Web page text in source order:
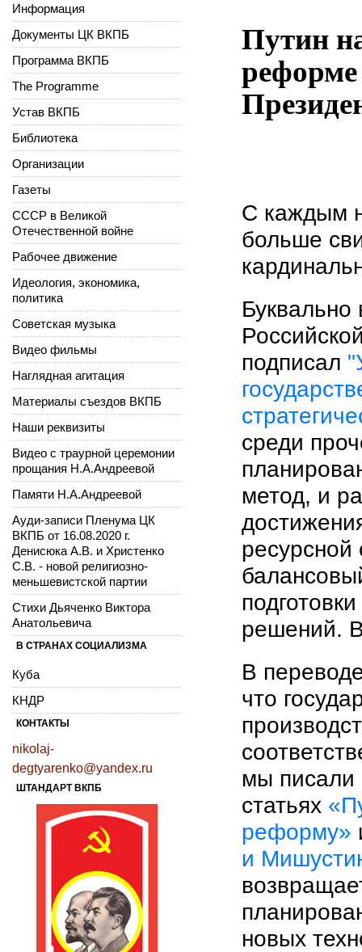
Путин
С каждым
больше
подписал
среди
метод, и
ресурсной
решений.
В
что
мы писали
статьях
реформу»
и
новых
Информация
Документы ЦК ВКПБ
Программа ВКПБ
The Programme
Устав ВКПБ
Библиотека
Организации
Газеты
СССР в Великой
Отечественной войне
Рабочее движение
Идеология, экономика,
политика
Советская музыка
Видео фильмы
Наглядная агитация
Материалы съездов ВКПБ
Наши реквизиты
Видео с траурной церемонии
прощания Н.А.Андреевой
Памяти Н.А.Андреевой
Ауди-записи Пленума ЦК
ВКПБ от 16.08.2020 г.
Денисюка А.В. и Христенко
С.В. - новой религиозно-
меньшевистской партии
Стихи Дьяченко Виктора
Анатольевича
В СТРАНАХ СОЦИАЛИЗМА
Куба
КНДР
КОНТАКТЫ
nikolaj-
degtyarenko@yandex.ru
ШТАНДАРТ ВКПБ